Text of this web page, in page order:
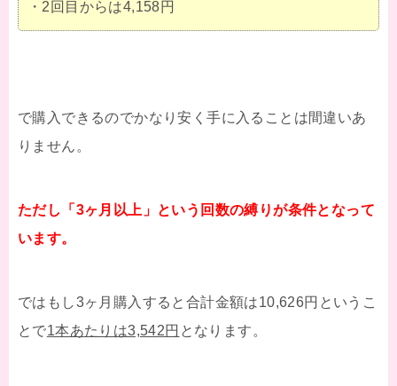
・2回目からは4,158円
で購入できるのでかなり安く手に入ることは間違いあ
りません。
ただし「3ヶ月以上」という回数の縛りが条件となって
います。
ではもし3ヶ月購入すると合計金額は10,626円というこ
とで1本あたりは3,542円 となります。